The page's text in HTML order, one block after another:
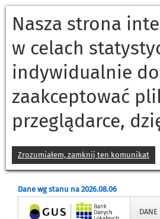
Nasza strona
w celach
indywidualnie
zaakceptować
przeglądarce,
Zrozumiałem, zamknij ten komunikat
Dane wg stanu na 2026.08.06
Strona główna DANE